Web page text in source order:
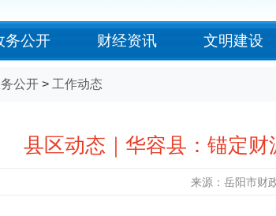
务公开 财经资讯 文明建设
公开 > 工作动态
县区动态｜华容县：锚定
来源：岳阳市财